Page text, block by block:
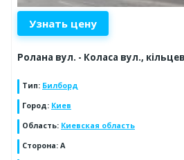
Узнать цену
Ролана вул. - Коласа вул.,
Тип: Билборд
Город: Киев
Область: Киевская область
Сторона: A